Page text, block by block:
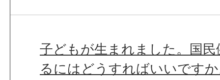
子どもが生まれました。国
るにはどうすればいいです